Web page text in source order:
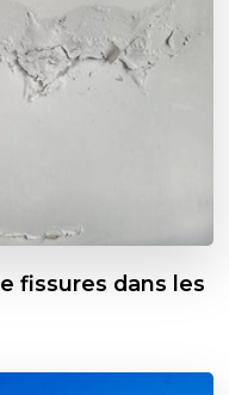
fissures dans les